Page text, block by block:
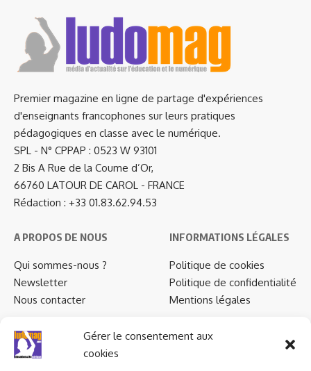
Gérer le consentement aux
cookies
Premier magazine en ligne de partage d'expériences
d'enseignants francophones sur leurs pratiques
pédagogiques en classe avec le numérique.
SPL - N° CPPAP : 0523 W 93101
2 Bis A Rue de la Coume d’Or,
66760 LATOUR DE CAROL - FRANCE
Rédaction : +33 01.83.62.94.53
A PROPOS DE NOUS
Qui sommes-nous ?
Newsletter
Nous contacter
Ludomag "Le Club"
INFORMATIONS LÉGALES
Politique de cookies
Politique de confidentialité
Mentions légales
LIENS UTILES